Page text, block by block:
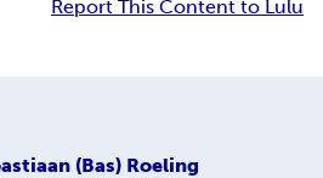
Report This Content to Lulu
(Bas) Roeling